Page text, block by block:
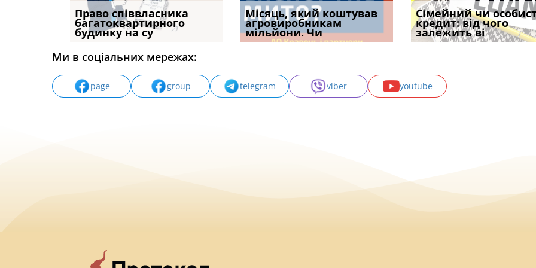
Право співвласника
багатоквартирного
будинку на су
Якщо суд встановив для
відшкодування шкоди
наявніс
Документи, на яких не
проставляється
апостиль: пер
ФУНДАМЕНТАЛЬНА
ПРОБЛЕМА «СУДОВОЇ
ПРАКТИКИ», АБО ПР
Місяць, який коштував
агровиробникам
мільйони. Чи
Огляд практики ВС від
Ростислава Кравця, що
опублі
Чи потрібна ФОП
печатка у 2026 році:
правила засто
Сімейний чи
кредит: від чого
залежить ві
Восьмий ААС
підтвердив, що
може скас
Ми в соціальних мережах:
page group telegram viber youtube